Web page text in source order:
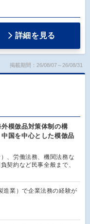
詳細を見る
掲載期間：26/08/07～26/08/31
模倣品対策体制の構
国を中心とした模倣品
、労働法務、機関法務な
契約など民事全般まで、
造業）で企業法務の経験が